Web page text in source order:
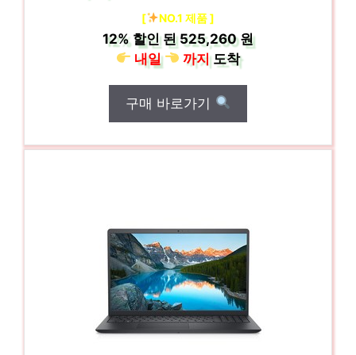
[ NO.1 제품 ]
12% 할인 된525,260 원
내일
까지도착
구매 바로가기